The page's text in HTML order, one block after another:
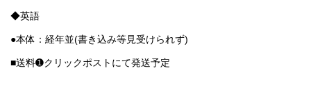
◆英語
●本体：経年並(書き込み等見受けられず)
■送料➊クリックポストにて発送予定